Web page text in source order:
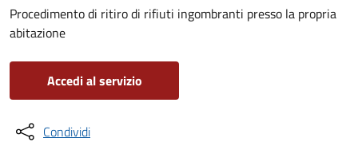
Procedimento di ritiro di rifiuti ingombranti presso la propria
abitazione
Accedi al servizio
Condividi